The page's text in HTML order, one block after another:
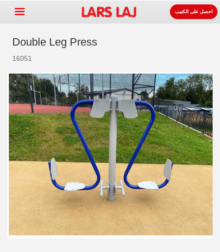
معدات ساحات اللعب +
لوازوم المواقف و الطرقات +
معدات الرياضة +
سطح +
عنا +
اتصل
اطلب الكتيب.
LarsLaj Worldwide
Lars Laj on Facebook
احصل على الكتيب
Double Leg Press
16051